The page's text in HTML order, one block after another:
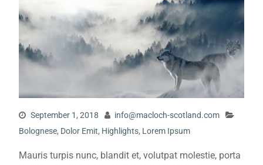
September 1, 2018
info@macloch-scotland.com
Bolognese, Dolor Emit, Highlights, Lorem Ipsum
Mauris turpis nunc, blandit et, volutpat molestie, porta